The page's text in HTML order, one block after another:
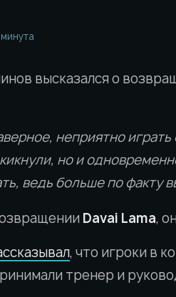
минута
высказался о
неприятно
но и
ведь больше по факту
Davai Lama,
, что игроки в
тренер и